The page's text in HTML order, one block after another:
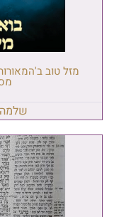
מזל טוב